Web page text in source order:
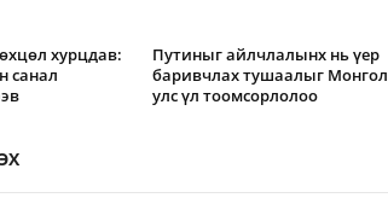
хурцдав:
санал
Путиныг айлчлалынх нь үер
баривчлах тушаалыг Монгол
улс үл тоомсорлолоо